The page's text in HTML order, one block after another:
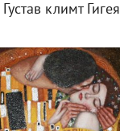
Густав климт Гигея